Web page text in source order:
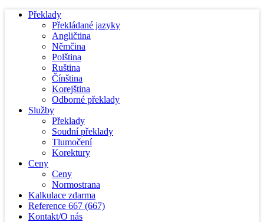
Překlady
Překládané jazyky
Angličtina
Němčina
Polština
Ruština
Čínština
Korejština
Odborné překlady
Služby
Překlady
Soudní překlady
Tlumočení
Korektury
Ceny
Ceny
Normostrana
Kalkulace zdarma
Reference 667 (667)
Kontakt/O nás